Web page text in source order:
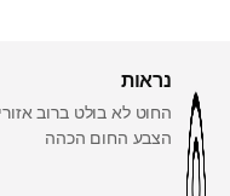
נראות
החוט לא בולט ברוב
הצבע החום הכהה